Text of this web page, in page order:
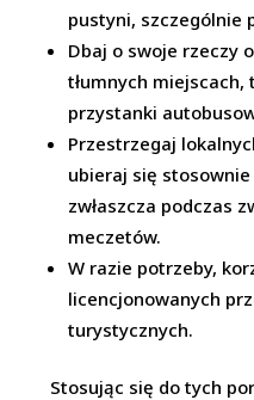
pustyni, szczególnie
Dbaj o swoje rzeczy
tłumnych
przystanki
Przestrzegaj
ubieraj się
zwłaszcza podczas
meczetów.
W razie potrzeby,
licencjonowanych
turystycznych.
Stosując się do tych